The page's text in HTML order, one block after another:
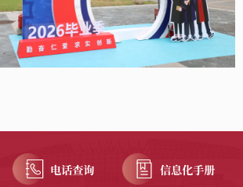
电话查询 信息化手册